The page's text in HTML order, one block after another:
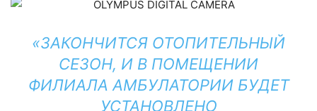
«ЗАКОНЧИТСЯ ОТОПИТЕЛЬНЫЙ
СЕЗОН, И В ПОМЕЩЕНИИ
ФИЛИАЛА АМБУЛАТОРИИ БУДЕТ
УСТАНОВЛЕНО